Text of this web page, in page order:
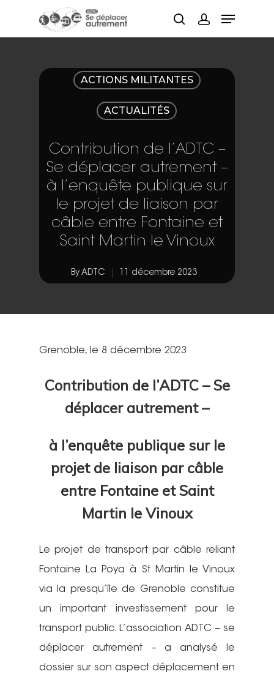
Hit enter to search or ESC to close
ACTIONS MILITANTES
ACTUALITÉS
Contribution de l’ADTC –
Se déplacer autrement –
à l’enquête publique sur
le projet de liaison par
câble entre Fontaine et
Saint Martin le Vinoux
By ADTC 11 décembre 2023
Grenoble, le 8 décembre 2023
Contribution de l’ADTC – Se
déplacer autrement –
à l’enquête publique sur le
projet de liaison par câble
entre Fontaine et Saint
Martin le Vinoux
Le projet de transport par câble reliant
Fontaine La Poya à St Martin le Vinoux
via la presqu’île de Grenoble constitue
un important investissement pour le
transport public. L’association ADTC – se
déplacer autrement – a analysé le
dossier sur son aspect déplacement en